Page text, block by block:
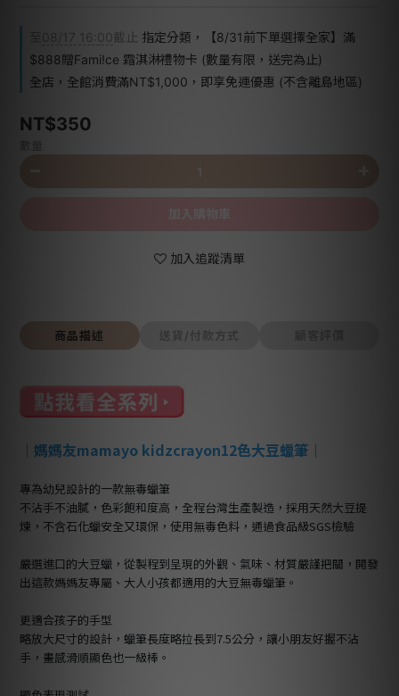
08/17 16:00截止 指定分類，【8/31前下單選擇全家】滿
$888贈Fami!ce 霜淇淋禮物卡 (數量有限，送完為止)
全店，全館消費滿NT$1,000，即享免運優惠 (不含離島地區)
NT$350
加入追蹤清單
商品描述 送貨/付款方式
｜ 媽媽友mamayo kidzcrayon12色大豆蠟筆 ｜
專為幼兒設計的一款無毒蠟筆
不沾手不油膩，色彩飽和度高，全程台灣生產製造，採用天然大豆提
煉，不含石化蠟安全又環保，使用無毒色料，通過食品級SGS檢驗
嚴選進口的大豆蠟，從製程到呈現的外觀、氣味、材質嚴謹把關，開發
出這款媽媽友專屬、大人小孩都適用的大豆無毒蠟筆。
更適合孩子的手型
略放大尺寸的設計，蠟筆長度略拉長到7.5公分，讓小朋友好握不沾
手，畫感滑順顯色也一級棒。